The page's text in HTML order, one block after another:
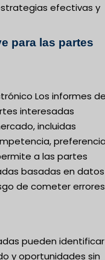
efectivas y
para las partes
Los informes
interesadas
incluidas
a las partes
basadas en
de cometer errores
pueden identificar
y oportunidades sin